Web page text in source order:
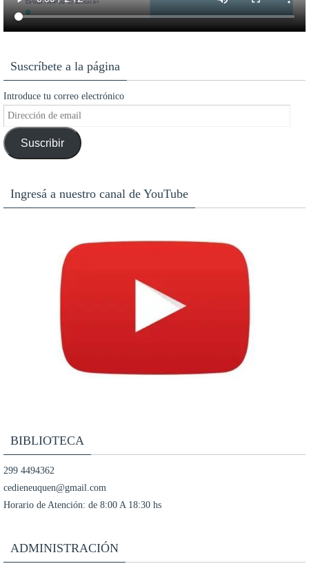
Suscríbete a la página
Introduce tu correo electrónico
Dirección
de
emailSuscribir
Ingresá a nuestro canal de YouTube
BIBLIOTECA
299 4494362
cedieneuquen@gmail.com
Horario de Atención: de 8:00 A 18:30 hs
ADMINISTRACIÓN